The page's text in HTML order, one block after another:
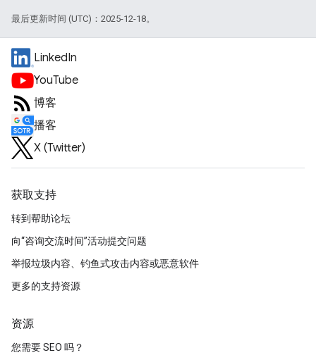
最后更新时间 (UTC)：2025-12-18。
LinkedIn
YouTube
博客
播客
X (Twitter)
获取支持
转到帮助论坛
向“咨询交流时间”活动提交问题
举报垃圾内容、钓鱼式攻击内容或恶意软件
更多的支持资源
资源
您需要 SEO 吗？